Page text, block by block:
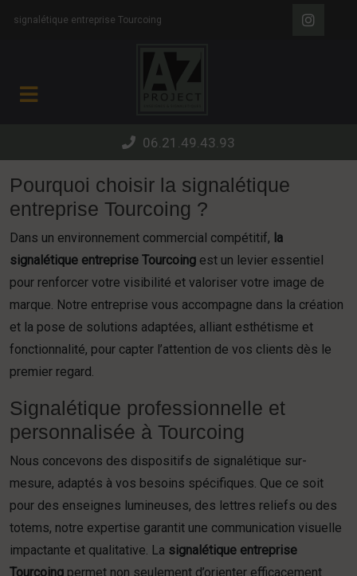
signalétique entreprise Tourcoing
06.21.49.43.93
Pourquoi choisir la signalétique
entreprise Tourcoing ?
Dans un environnement commercial compétitif, la
signalétique entreprise Tourcoing est un levier essentiel
pour renforcer votre visibilité et valoriser votre image de
marque. Notre entreprise vous accompagne dans la création
et la pose de solutions adaptées, alliant esthétisme et
fonctionnalité, pour capter l’attention de vos clients dès le
premier regard.
Signalétique professionnelle et
personnalisée à Tourcoing
Nous concevons des dispositifs de signalétique sur-
mesure, adaptés à vos besoins spécifiques. Que ce soit
pour des enseignes lumineuses, des lettres reliefs ou des
totems, notre expertise garantit une communication visuelle
impactante et qualitative. La signalétique entreprise
Tourcoing permet non seulement d’orienter efficacement